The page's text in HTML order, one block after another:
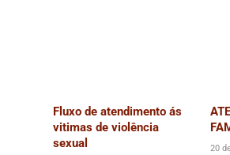
Fluxo de atendimento ás
vitimas de violência
sexual
20